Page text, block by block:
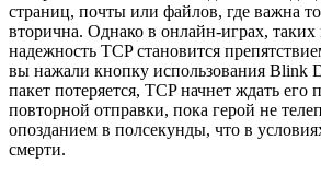
страниц, почты или файлов, где важна
вторична. Однако в онлайн-играх, таких
надежность TCP становится
вы нажали кнопку использования Blink
пакет потеряется, TCP начнет ждать его
повторной отправки, пока герой не
опозданием в полсекунды, что в
смерти.